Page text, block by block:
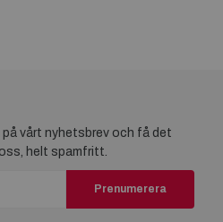
på vårt nyhetsbrev och få det
helt spamfritt.
Prenumerera